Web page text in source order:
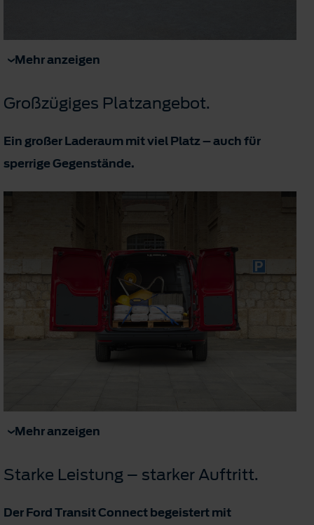
Mehr anzeigen
Großzügiges Platzangebot.
Ein großer Laderaum mit viel Platz – auch für
sperrige Gegenstände.
Mehr anzeigen
Starke Leistung – starker Auftritt.
Der Ford Transit Connect begeistert mit